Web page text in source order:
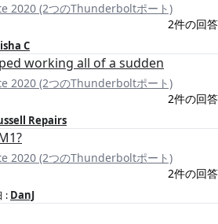
2020 (2つのThunderboltポート)
2件の回答
C
working all of a sudden
2020 (2つのThunderboltポート)
2件の回答
Repairs
2020 (2つのThunderboltポート)
2件の回答
: DanJ